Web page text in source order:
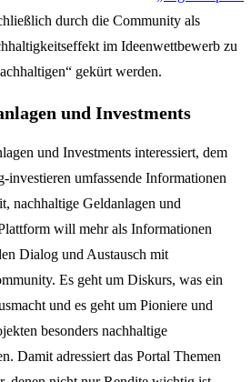
durch die Community als
im Ideenwettbewerb zu
gekürt werden.
und Investments
und Investments interessiert, dem
investieren umfassende Informationen
nachhaltige Geldanlagen und
will mehr als Informationen
Dialog und Austausch mit
Es geht um Diskurs, was ein
und es geht um Pioniere und
besonders nachhaltige
Damit adressiert das Portal Themen